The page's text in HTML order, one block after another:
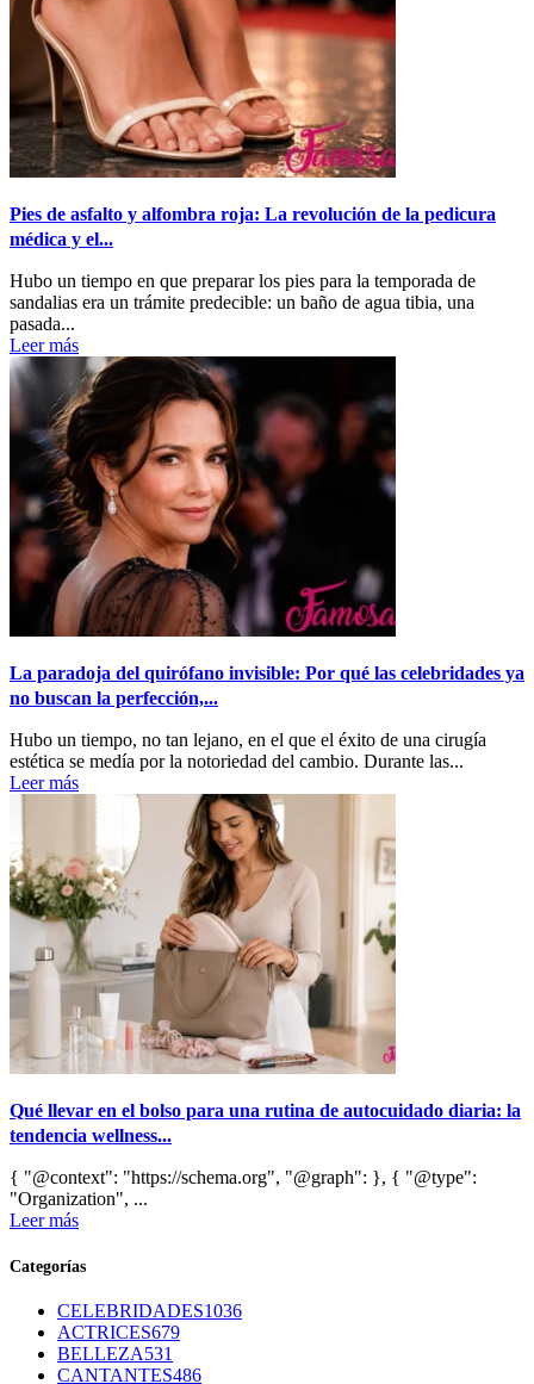
Pies de asfalto y alfombra roja: La revolución de la pedicura
médica y el...
Hubo un tiempo en que preparar los pies para la temporada de
sandalias era un trámite predecible: un baño de agua tibia, una
pasada...
Leer más
La paradoja del quirófano invisible: Por qué las celebridades ya
no buscan la perfección,...
Hubo un tiempo, no tan lejano, en el que el éxito de una cirugía
estética se medía por la notoriedad del cambio. Durante las...
Leer más
Qué llevar en el bolso para una rutina de autocuidado diaria: la
tendencia wellness...
{ "@context": "https://schema.org", "@graph": }, { "@type":
"Organization", ...
Leer más
Categorías
CELEBRIDADES1036
ACTRICES679
BELLEZA531
CANTANTES486